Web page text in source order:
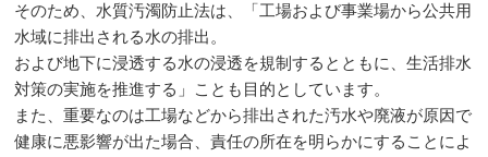
そのため、水質汚濁防止法は、「工場および事業場から公共用
水域に排出される水の排出。
および地下に浸透する水の浸透を規制するとともに、生活排水
対策の実施を推進する」ことも目的としています。
また、重要なのは工場などから排出された汚水や廃液が原因で
健康に悪影響が出た場合、責任の所在を明らかにすることによ